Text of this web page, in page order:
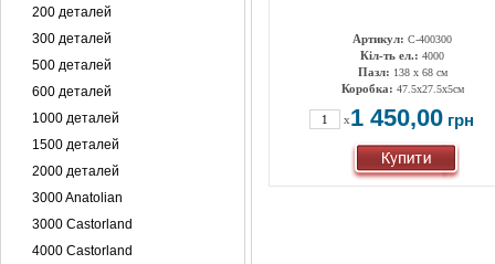
200 деталей
300 деталей
500 деталей
600 деталей
1000 деталей
1500 деталей
2000 деталей
3000 Anatolian
3000 Castorland
4000 Castorland
Артикул: C-400300
Кіл-ть ел.: 4000
Пазл: 138 x 68 см
Коробка: 47.5х27.5х5см
x1 450,00 грн